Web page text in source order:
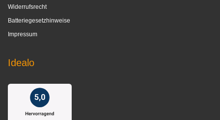
Widerrufsrecht
Batteriegesetzhinweise
Impressum
Idealo